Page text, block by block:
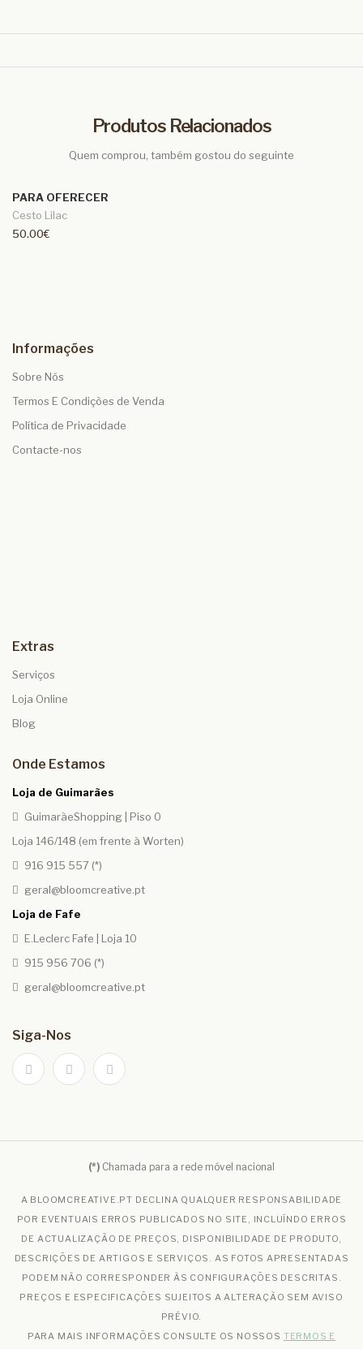
Produtos Relacionados
Quem comprou, também gostou do seguinte
PARA OFERECER
Cesto Lilac
50.00€
Informações
Sobre Nós
Termos E Condições de Venda
Política de Privacidade
Contacte-nos
Extras
Serviços
Loja Online
Blog
Onde Estamos
Loja de Guimarães
GuimarãeShopping | Piso 0
Loja 146/148 (em frente à Worten)
916 915 557 (*)
geral@bloomcreative.pt
Loja de Fafe
E.Leclerc Fafe | Loja 10
915 956 706 (*)
geral@bloomcreative.pt
Siga-Nos
(*) Chamada para a rede móvel nacional
A BLOOMCREATIVE.PT DECLINA QUALQUER RESPONSABILIDADE
POR EVENTUAIS ERROS PUBLICADOS NO SITE, INCLUÍNDO ERROS
DE ACTUALIZAÇÃO DE PREÇOS, DISPONIBILIDADE DE PRODUTO,
DESCRIÇÕES DE ARTIGOS E SERVIÇOS. AS FOTOS APRESENTADAS
PODEM NÃO CORRESPONDER ÀS CONFIGURAÇÕES DESCRITAS.
PREÇOS E ESPECIFICAÇÕES SUJEITOS A ALTERAÇÃO SEM AVISO
PRÉVIO.
PARA MAIS INFORMAÇÕES CONSULTE OS NOSSOS TERMOS E